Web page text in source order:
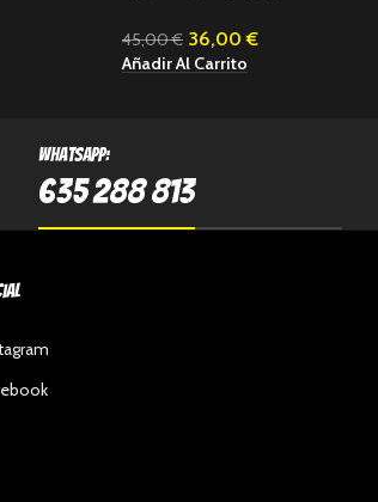
45,00€ 36,00€
Añadir Al Carrito
Whatsapp:
635 288 813